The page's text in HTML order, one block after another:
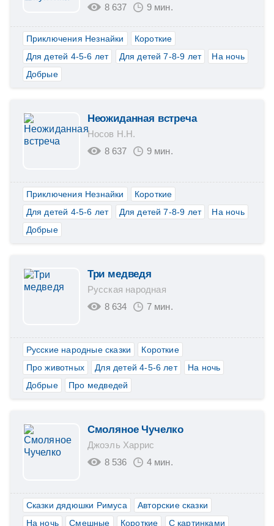
8 637
9 мин.
Приключения Незнайки
Короткие
Для детей 4-5-6 лет
Для детей 7-8-9 лет
На ночь
Добрые
Неожиданная встреча
Носов Н.Н.
8 637
9 мин.
Приключения Незнайки
Короткие
Для детей 4-5-6 лет
Для детей 7-8-9 лет
На ночь
Добрые
Три медведя
Русская народная
8 634
7 мин.
Русские народные сказки
Короткие
Про животных
Для детей 4-5-6 лет
На ночь
Добрые
Про медведей
Смоляное Чучелко
Джоэль Харрис
8 536
4 мин.
Сказки дядюшки Римуса
Авторские сказки
На ночь
Смешные Короткие
С картинками